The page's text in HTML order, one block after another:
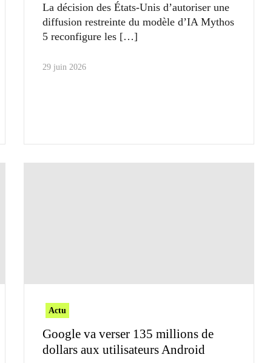
La décision des États-Unis d’autoriser une
diffusion restreinte du modèle d’IA Mythos
5 reconfigure les
29 juin 2026
Actu
Google va verser 135 millions de
dollars aux utilisateurs Android